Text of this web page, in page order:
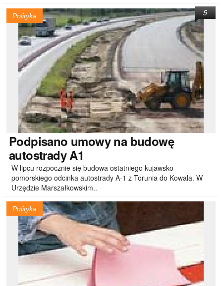
Polityka
Podpisano umowy na budowę
autostrady A1
W lipcu rozpocznie się budowa ostatniego kujawsko-
pomorskiego odcinka autostrady A-1 z Torunia do Kowala. W
Urzędzie Marszałkowskim..
5
Polityka